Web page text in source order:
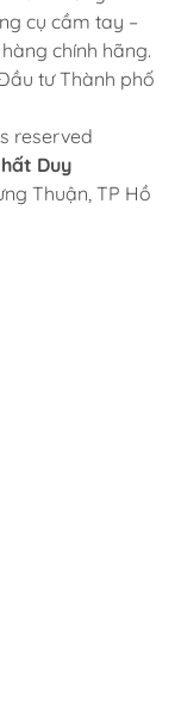
cụ cầm tay –
chính hãng.
tư Thành phố
reserved
Duy
Thuận, TP Hồ